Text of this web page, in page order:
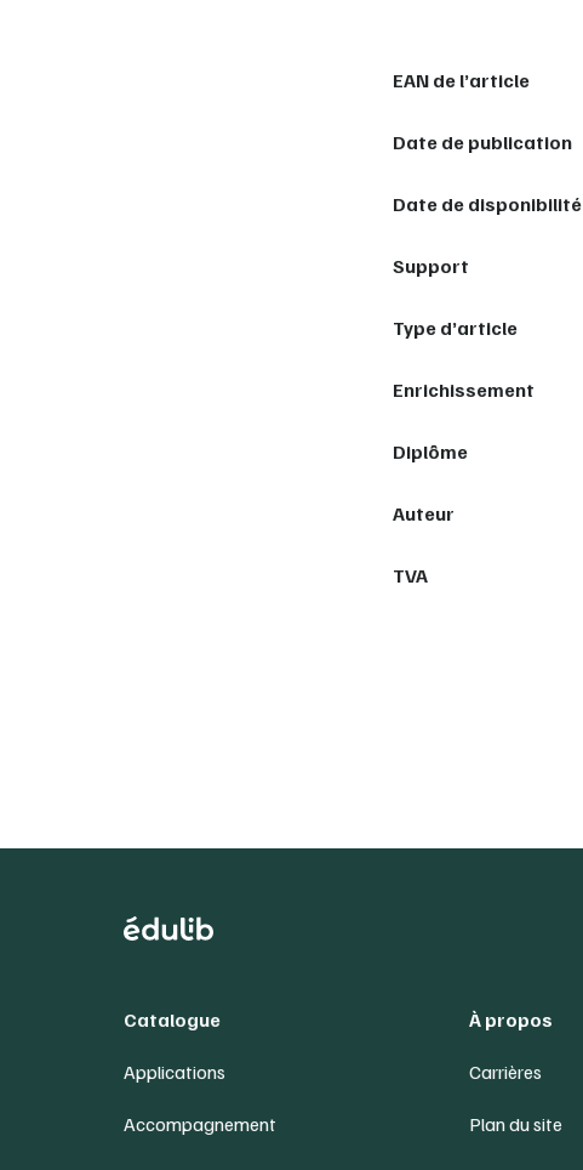
EAN de l’article
Date de publication
Date de disponibilité
Support
Type d’article
Enrichissement
Diplôme
Auteur
TVA
Catalogue
Applications
Accompagnement
À propos
Carrières
Plan du site